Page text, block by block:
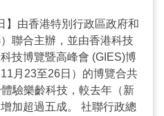
樂齡科技租賃網站」、
教育及租賃服務」、「北
全面展示樂齡科技如何融
、殘疾人士及照顧者的健
大灣區智慧養老合作發
行業領袖，探討如何建設
】由香港特別行政區政府和
聯合主辦，並由香港科技
技博覽暨高峰會 (GIES)博
月23至26日）的博覽合共
驗樂齡科技，較去年（新
加超過五成。 社聯行政總